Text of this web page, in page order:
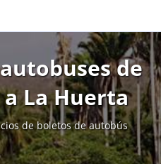
de
La Huerta
de boletos de autobús